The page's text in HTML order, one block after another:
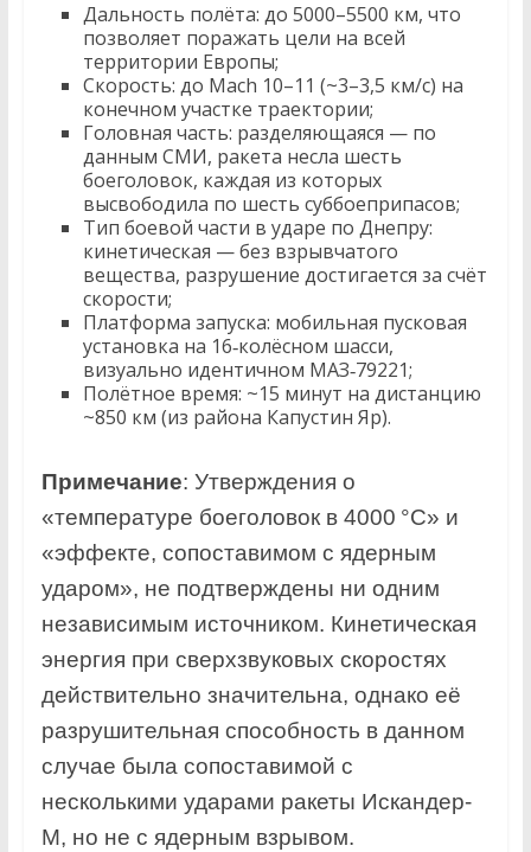
Дальность полёта: до 5000–5500 км, что
позволяет поражать цели на всей
территории Европы;
Скорость: до Mach 10–11 (~3–3,5 км/с) на
конечном участке траектории;
Головная часть: разделяющаяся — по
данным СМИ, ракета несла шесть
боеголовок, каждая из которых
высвободила по шесть суббоеприпасов;
Тип боевой части в ударе по Днепру:
кинетическая — без взрывчатого
вещества, разрушение достигается за счёт
скорости;
Платформа запуска: мобильная пусковая
установка на 16‑колёсном шасси,
визуально идентичном МАЗ‑79221;
Полётное время: ~15 минут на дистанцию
~850 км (из района Капустин Яр).
Примечание: Утверждения о
«температуре боеголовок в 4000 °C» и
«эффекте, сопоставимом с ядерным
ударом», не подтверждены ни одним
независимым источником. Кинетическая
энергия при сверхзвуковых скоростях
действительно значительна, однако её
разрушительная способность в данном
случае была сопоставимой с
несколькими ударами ракеты Искандер-
М, но не с ядерным взрывом.